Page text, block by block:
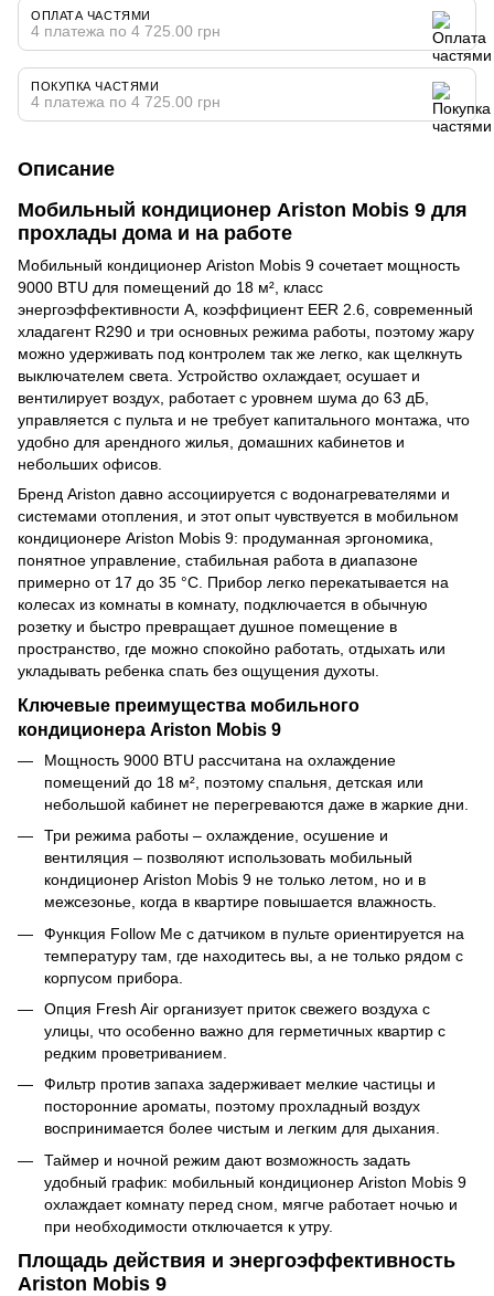
ОПЛАТА ЧАСТЯМИ
4 платежа по 4 725.00 грн
ПОКУПКА ЧАСТЯМИ
4 платежа по 4 725.00 грн
Описание
Мобильный кондиционер Ariston Mobis 9 для
прохлады дома и на работе
Мобильный кондиционер Ariston Mobis 9 сочетает мощность
9000 BTU для помещений до 18 м², класс
энергоэффективности A, коэффициент EER 2.6, современный
хладагент R290 и три основных режима работы, поэтому жару
можно удерживать под контролем так же легко, как щелкнуть
выключателем света. Устройство охлаждает, осушает и
вентилирует воздух, работает с уровнем шума до 63 дБ,
управляется с пульта и не требует капитального монтажа, что
удобно для арендного жилья, домашних кабинетов и
небольших офисов.
Бренд Ariston давно ассоциируется с водонагревателями и
системами отопления, и этот опыт чувствуется в мобильном
кондиционере Ariston Mobis 9: продуманная эргономика,
понятное управление, стабильная работа в диапазоне
примерно от 17 до 35 °C. Прибор легко перекатывается на
колесах из комнаты в комнату, подключается в обычную
розетку и быстро превращает душное помещение в
пространство, где можно спокойно работать, отдыхать или
укладывать ребенка спать без ощущения духоты.
Ключевые преимущества мобильного
кондиционера Ariston Mobis 9
Мощность 9000 BTU рассчитана на охлаждение
помещений до 18 м², поэтому спальня, детская или
небольшой кабинет не перегреваются даже в жаркие дни.
Три режима работы – охлаждение, осушение и
вентиляция – позволяют использовать мобильный
кондиционер Ariston Mobis 9 не только летом, но и в
межсезонье, когда в квартире повышается влажность.
Функция Follow Me с датчиком в пульте ориентируется на
температуру там, где находитесь вы, а не только рядом с
корпусом прибора.
Опция Fresh Air организует приток свежего воздуха с
улицы, что особенно важно для герметичных квартир с
редким проветриванием.
Фильтр против запаха задерживает мелкие частицы и
посторонние ароматы, поэтому прохладный воздух
воспринимается более чистым и легким для дыхания.
Таймер и ночной режим дают возможность задать
удобный график: мобильный кондиционер Ariston Mobis 9
охлаждает комнату перед сном, мягче работает ночью и
при необходимости отключается к утру.
Площадь действия и энергоэффективность
Ariston Mobis 9